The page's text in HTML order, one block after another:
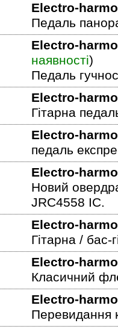
Electro-
Педаль
Electro-
наявності)
Педаль
Electro-
Гітарна
Electro-
педаль
Electro-
Новий
JRC4558 IC.
Electro-
Гітарна /
Electro-
Класичний
Electro-
Перевидання